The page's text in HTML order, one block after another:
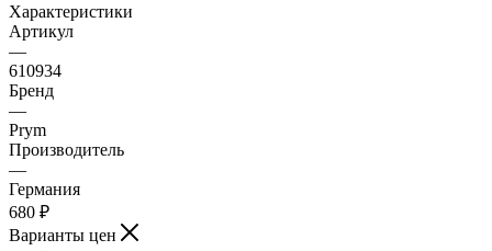
Характеристики
Артикул
—
610934
Бренд
—
Prym
Производитель
—
Германия
680 ₽
Варианты цен